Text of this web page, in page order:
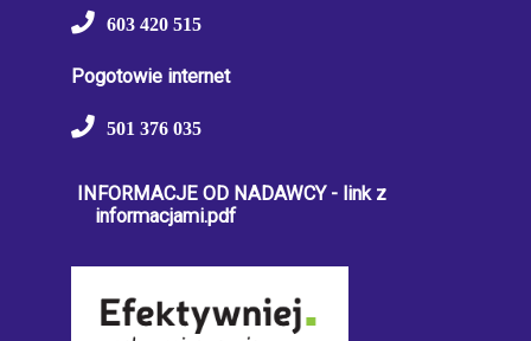
603 420 515
Pogotowie internet
501 376 035
INFORMACJE OD NADAWCY - link z
informacjami.pdf